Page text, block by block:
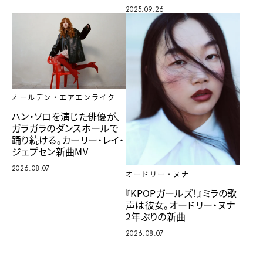
2025.09.26
オールデン・エアエンライク
ハン・ソロを演じた俳優が、
ガラガラのダンスホールで
踊り続ける。カーリー・レイ・
ジェプセン新曲MV
2026.08.07
オードリー・ヌナ
『KPOPガールズ！』ミラの歌
声は彼女。オードリー・ヌナ
2年ぶりの新曲
2026.08.07